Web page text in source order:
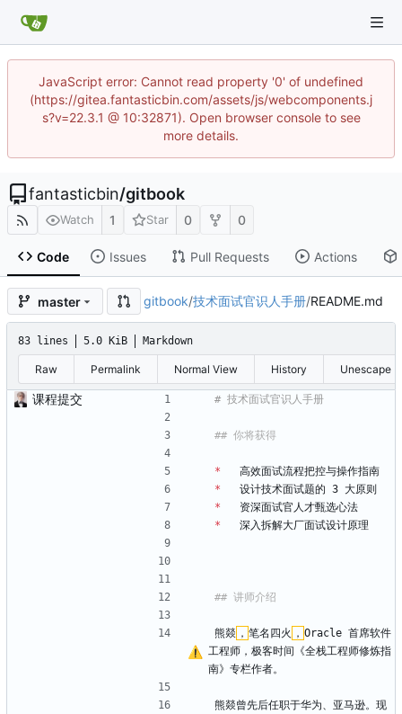
JavaScript error: Cannot read property '0' of undefined
(https://gitea.fantasticbin.com/assets/js/webcomponents.j
s?v=22.3.1 @ 10:32871). Open browser console to see
more details.
fantasticbin/gitbook
Watch 1 Star 0 0
Code Issues Pull Requests Actions
master gitbook/技术面试官识人手册/README.md
83 lines 5.0 KiB Markdown
Raw Permalink Normal View History Unescape
课程提交
*
   高效面试流程把控与操作指南
*
   设计技术面试题的 3 大原则
*
   资深面试官人才甄选心法
*
   深入拆解大厂面试设计原理
熊燚 ， 笔名四火 ， Oracle 首席软件
工程师，极客时间《全栈工程师修炼指
南》专栏作者。
熊燚曾先后任职于华为、亚马逊。现